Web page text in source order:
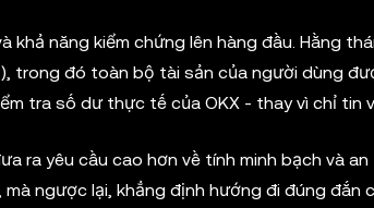
khả năng kiểm chứng lên hàng đầu. Hằng
trong đó toàn bộ tài sản của người dùng
tra số dư thực tế của OKX - thay vì chỉ tin
ra yêu cầu cao hơn về tính minh bạch và
ngược lại, khẳng định hướng đi đúng đắn